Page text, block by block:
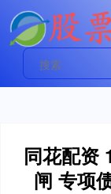
同花配资
闸 专项